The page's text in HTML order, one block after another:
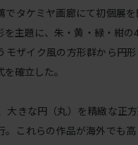
でタケミヤ画廊にて初個展
を主題に、朱・黄・緑・紺の
モザイク風の方形群から円
確立した。
大きな円（丸）を精緻な正方
。これらの作品が海外でも